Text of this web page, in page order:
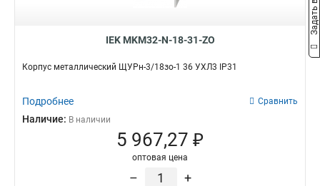
IEK MKM32-N-18-31-ZO
Корпус металлический ЩУРн-3/18зо-1 36 УХЛ3 IP31
Подробнее Сравнить
Наличие: В наличии
5 967,27 ₽
оптовая цена
– +